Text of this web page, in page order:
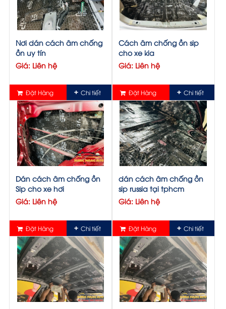
Nơi dán cách âm chống
ồn uy tín
Giá: Liên hệ
Đặt Hàng Chi tiết
Cách âm chống ồn sip
cho xe kia
Giá: Liên hệ
Đặt Hàng Chi tiết
Dán cách âm chống ồn
Sip cho xe hơi
Giá: Liên hệ
Đặt Hàng Chi tiết
dán cách âm chống ồn
sip russia tại tphcm
Giá: Liên hệ
Đặt Hàng Chi tiết